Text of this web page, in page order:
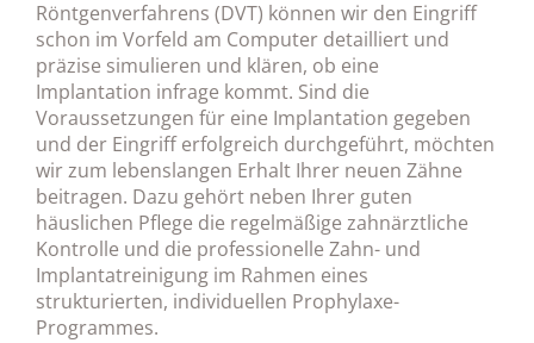
Röntgenverfahrens (DVT) können wir den Eingriff
schon im Vorfeld am Computer detailliert und
präzise simulieren und klären, ob eine
Implantation infrage kommt. Sind die
Voraussetzungen für eine Implantation gegeben
und der Eingriff erfolgreich durchgeführt, möchten
wir zum lebenslangen Erhalt Ihrer neuen Zähne
beitragen. Dazu gehört neben Ihrer guten
häuslichen Pflege die regelmäßige zahnärztliche
Kontrolle und die professionelle Zahn- und
Implantatreinigung im Rahmen eines
strukturierten, individuellen Prophylaxe-
Programmes.